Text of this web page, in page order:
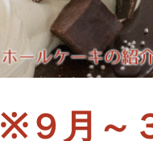
※９月